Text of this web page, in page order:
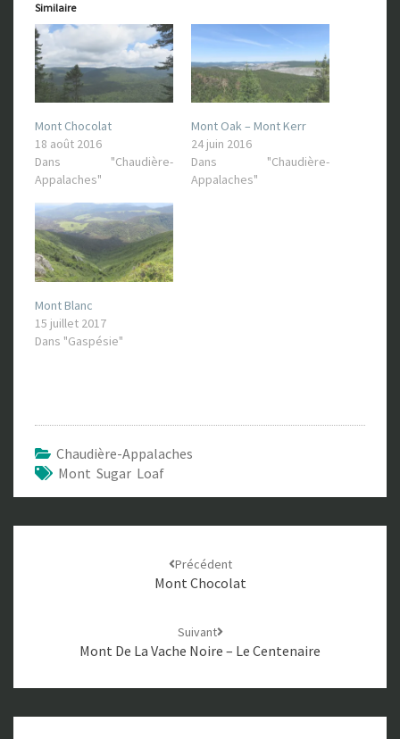
Similaire
Mont Chocolat
18 août 2016
Dans "Chaudière-
Appalaches"
Mont Oak – Mont Kerr
24 juin 2016
Dans "Chaudière-
Appalaches"
Mont Blanc
15 juillet 2017
Dans "Gaspésie"
Chaudière-Appalaches
Mont Sugar Loaf
Précédent
Mont Chocolat
Suivant
Mont De La Vache Noire – Le Centenaire